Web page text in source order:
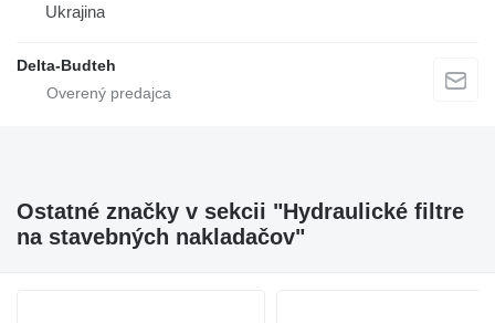
Ukrajina
Delta-Budteh
Ostatné značky v sekcii "Hydraulické filtre
na stavebných nakladačov"